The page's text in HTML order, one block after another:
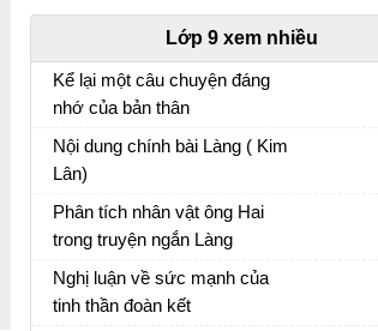
Lớp 9 xem nhiều
Kể lại một câu chuyện đáng
nhớ của bản thân
trong đó có sử dụng các yếu tố nghị luận và
miêu tả nội tâm
Nội dung chính bài Làng ( Kim
Lân)
Phân tích nhân vật ông Hai
trong truyện ngắn Làng
Phân tích nhân vật ông Hai hay nhất
Nghị luận về sức mạnh của
tinh thần đoàn kết